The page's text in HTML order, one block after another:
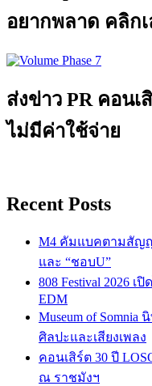
อยากพลาด คลิกเ
ส่งข่าว PR คอนเ
ไม่มีค่าใช้จ่าย
Recent Posts
M4 คัมแบคตามสัญญ
และ “ชอบU”
808 Festival 2026
EDM
Museum of
ศิลปะและเสียงเพลง
คอนเสิร์ต 30 ปี
ณ ราชมังฯ